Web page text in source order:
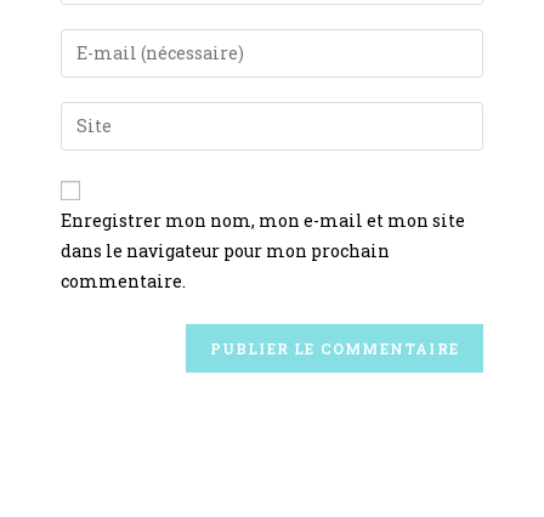
Enregistrer mon nom, mon e-mail et mon site
dans le navigateur pour mon prochain
commentaire.